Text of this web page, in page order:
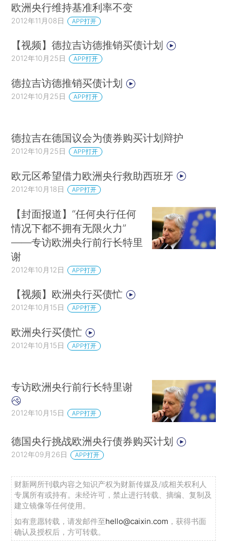
欧洲央行维持基准利率不变
2012年11月08日 APP打开
【视频】德拉吉访德推销买债计划
2012年10月25日 APP打开
德拉吉访德推销买债计划
2012年10月25日 APP打开
德拉吉在德国议会为债券购买计划辩护
2012年10月25日 APP打开
欧元区希望借力欧洲央行救助西班牙
2012年10月18日 APP打开
【封面报道】“任何央行任何
情况下都不拥有无限火力”
——专访欧洲央行前行长特里
谢
2012年10月12日 APP打开
【视频】欧洲央行买债忙
2012年10月15日 APP打开
欧洲央行买债忙
2012年10月15日 APP打开
专访欧洲央行前行长特里谢
2012年10月15日 APP打开
德国央行挑战欧洲央行债券购买计划
2012年09月26日 APP打开
财新网所刊载内容之知识产权为财新传媒及/或相关权利人
专属所有或持有。未经许可，禁止进行转载、摘编、复制及
建立镜像等任何使用。
如有意愿转载，请发邮件至hello@caixin.com ，获得书面
确认及授权后，方可转载。